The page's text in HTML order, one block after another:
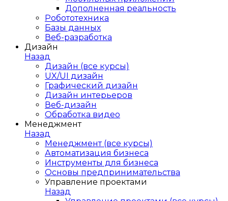
Дополненная реальность
Робототехника
Базы данных
Веб-разработка
Дизайн
Назад
Дизайн (все курсы)
UX/UI дизайн
Графический дизайн
Дизайн интерьеров
Веб-дизайн
Обработка видео
Менеджмент
Назад
Менеджмент (все курсы)
Автоматизация бизнеса
Инструменты для бизнеса
Основы предпринимательства
Управление проектами
Назад